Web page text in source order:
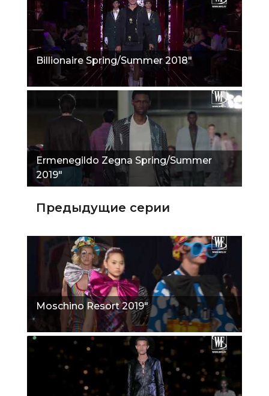
Billionaire Spring/Summer 2018"
Ermenegildo Zegna Spring/Summer
2019"
Предыдущие серии
Moschino Resort 2019"